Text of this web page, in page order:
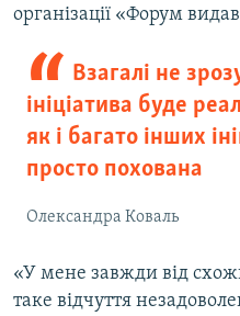
організації «Форум
Взагалі не
ініціатива буде
як і багато інших
просто похована
Олександра Коваль
«У мене завжди від
таке відчуття